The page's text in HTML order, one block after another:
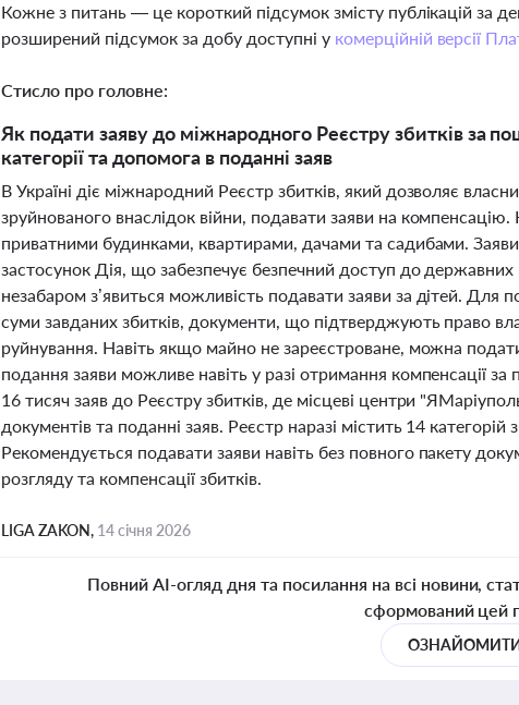
Кожне з питань — це короткий підсумок змісту публікацій за
розширений підсумок за добу доступні у комерційній версії
Стисло про головне:
Як подати заяву до міжнародного Реєстру збитків за
категорії та допомога в поданні заяв
В Україні діє міжнародний Реєстр збитків, який дозволяє
зруйнованого внаслідок війни, подавати заяви на
приватними будинками, квартирами, дачами та садибами.
застосунок Дія, що забезпечує безпечний доступ до
незабаром з’явиться можливість подавати заяви за дітей.
суми завданих збитків, документи, що підтверджують право
руйнування. Навіть якщо майно не зареєстроване, можна
подання заяви можливе навіть у разі отримання компенсації
16 тисяч заяв до Реєстру збитків, де місцеві центри
документів та поданні заяв. Реєстр наразі містить 14 категорій
Рекомендується подавати заяви навіть без повного пакету
розгляду та компенсації збитків.
LIGA ZAKON, 14 січня 2026
Повний AI-огляд дня та посилання на всі новини,
сформований цей